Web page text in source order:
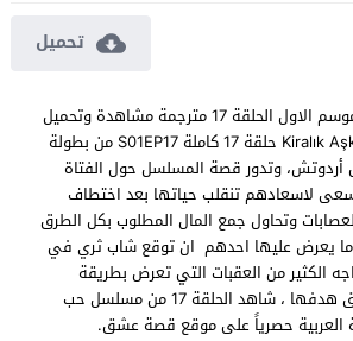
تحميل
مسلسل حب للايجار الموسم الاول الحلقة 17 مترجمة مشاهدة وتحميل
مسلسل “حب للايجار” Kiralık Aşk حلقة 17 كاملة S01EP17 من بطولة
أردوتش، وتدور قصة المسلسل حول الفتاة
لاسعادهم تنقلب حياتها بعد اختطاف
وتحاول جمع المال المطلوب بكل الطرق
يعرض عليها احدهم ان توقع شاب ثري في
الكثير من العقبات التي تعرض بطريقة
كوميدية درامية لتحقيق هدفها ، شاهد الحلقة 17 من مسلسل حب
العربية حصرياً على موقع قصة عشق.